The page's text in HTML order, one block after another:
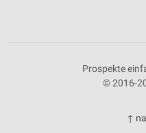
Prospekte
© 2016-
↑